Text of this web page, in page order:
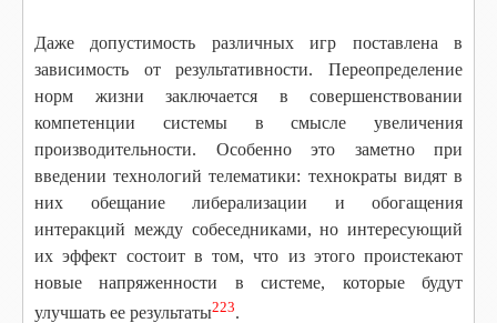
Даже допустимость различных игр поставлена в
зависимость от результативности. Переопределение
норм жизни заключается в совершенствовании
компетенции системы в смысле увеличения
производительности. Особенно это заметно при
введении технологий телематики: технократы видят в
них обещание либерализации и обогащения
интеракций между собеседниками, но интересующий
их эффект состоит в том, что из этого проистекают
новые напряженности в системе, которые будут
улучшать ее результаты223.